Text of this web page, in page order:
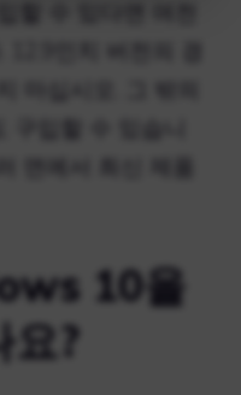
마십시오. 그 밖의
구입할 수 있습니
면에서 최신 제품
10을
요?